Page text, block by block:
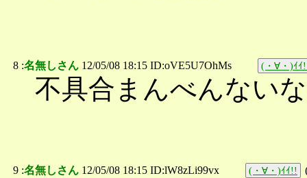
8 :名無しさん 12/05/08 18:15 ID:oVE5U7OhMs (・∀・)ｲｲ
不具合まんべんない
9 :名無しさん 12/05/08 18:15 ID:lW8zLi99vx (・∀・)ｲｲ!!